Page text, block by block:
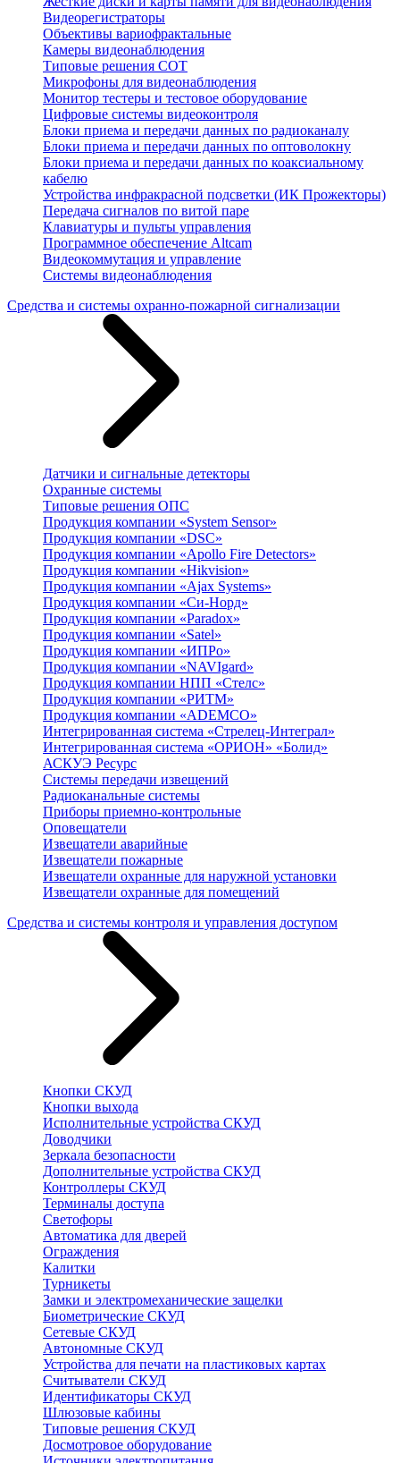
Видеорегистраторы
Объективы вариофрактальные
Камеры видеонаблюдения
Типовые решения СОТ
Микрофоны для видеонаблюдения
Монитор тестеры и тестовое оборудование
Цифровые системы видеоконтроля
Блоки приема и передачи данных по радиоканалу
Блоки приема и передачи данных по оптоволокну
Блоки приема и передачи данных по коаксиальному
кабелю
Устройства инфракрасной подсветки (ИК Прожекторы)
Передача сигналов по витой паре
Клавиатуры и пульты управления
Программное обеспечение Altcam
Видеокоммутация и управление
Системы видеонаблюдения
Средства и системы охранно-пожарной сигнализации
Датчики и сигнальные детекторы
Охранные системы
Типовые решения ОПС
Продукция компании «System Sensor»
Продукция компании «DSC»
Продукция компании «Apollo Fire Detectors»
Продукция компании «Hikvision»
Продукция компании «Ajax Systems»
Продукция компании «Си-Норд»
Продукция компании «Paradox»
Продукция компании «Satel»
Продукция компании «ИПРо»
Продукция компании «NAVIgard»
Продукция компании НПП «Стелс»
Продукция компании «РИТМ»
Продукция компании «ADEMCO»
Интегрированная система «Стрелец-Интеграл»
Интегрированная система «ОРИОН» «Болид»
АСКУЭ Ресурс
Системы передачи извещений
Радиоканальные системы
Приборы приемно-контрольные
Оповещатели
Извещатели аварийные
Извещатели пожарные
Извещатели охранные для наружной установки
Извещатели охранные для помещений
Средства и системы контроля и управления доступом
Кнопки СКУД
Кнопки выхода
Исполнительные устройства СКУД
Доводчики
Зеркала безопасности
Дополнительные устройства СКУД
Контроллеры СКУД
Терминалы доступа
Светофоры
Автоматика для дверей
Ограждения
Калитки
Турникеты
Замки и электромеханические защелки
Биометрические СКУД
Сетевые СКУД
Автономные СКУД
Устройства для печати на пластиковых картах
Считыватели СКУД
Идентификаторы СКУД
Шлюзовые кабины
Типовые решения СКУД
Досмотровое оборудование